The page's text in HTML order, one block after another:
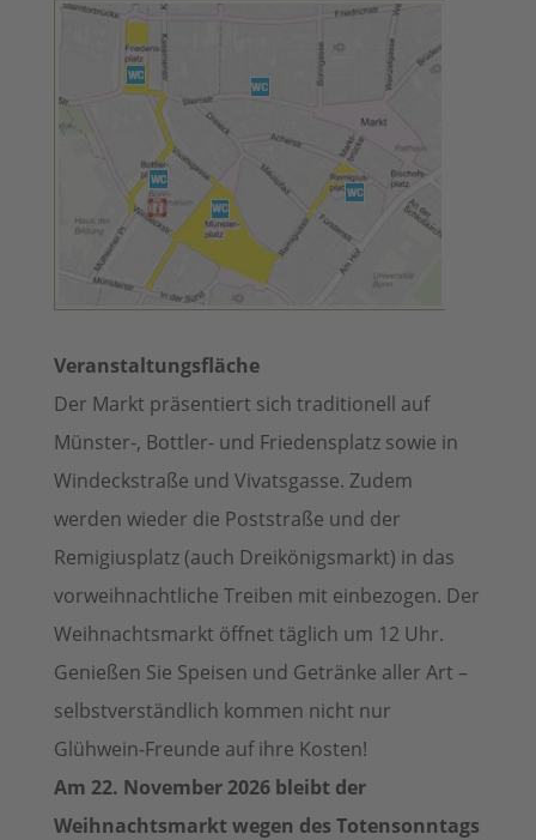
Veranstaltungsfläche
Der Markt präsentiert sich traditionell auf
Münster-, Bottler- und Friedensplatz sowie in
Windeckstraße und Vivatsgasse. Zudem
werden wieder die Poststraße und der
Remigiusplatz (auch Dreikönigsmarkt) in das
vorweihnachtliche Treiben mit einbezogen. Der
Weihnachtsmarkt öffnet täglich um 12 Uhr.
Genießen Sie Speisen und Getränke aller Art –
selbstverständlich kommen nicht nur
Glühwein-Freunde auf ihre Kosten!
Am 22. November 2026 bleibt der
Weihnachtsmarkt wegen des Totensonntags